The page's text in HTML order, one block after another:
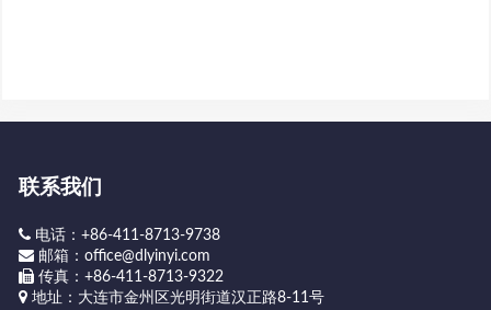
联系我们
电话：+86-411-8713-9738
邮箱：office@dlyinyi.com
传真：+86-411-8713-9322
地址：大连市金州区光明街道汉正路8-11号